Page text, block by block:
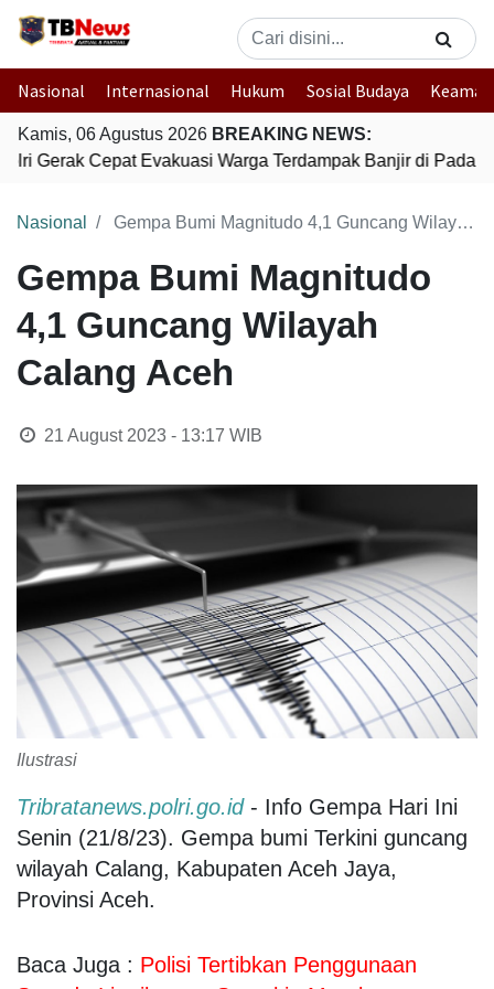
Nasional Internasional Hukum Sosial Budaya
Kamis, 06 Agustus 2026 BREAKING NEWS:
Gerak Cepat Evakuasi Warga Terdampak Banjir di Padang
Nasional Gempa Bumi Magnitudo 4,1 Guncang Wilayah Calang Aceh
Gempa Bumi Magnitudo
4,1 Guncang Wilayah
Calang Aceh
21 August 2023 - 13:17 WIB
Ilustrasi
Tribratanews.polri.go.id- Info Gempa Hari Ini
Senin (21/8/23). Gempa bumi Terkini guncang
wilayah Calang, Kabupaten Aceh Jaya,
Provinsi Aceh.
Baca Juga : Polisi Tertibkan Penggunaan